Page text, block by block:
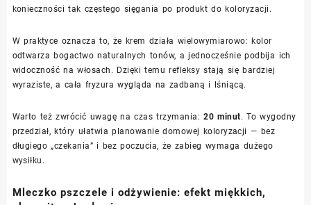
konieczności tak częstego sięgania po produkt do koloryzacji.
W praktyce oznacza to, że krem działa wielowymiarowo: kolor
odtwarza bogactwo naturalnych tonów, a jednocześnie podbija ich
widoczność na włosach. Dzięki temu refleksy stają się bardziej
wyraziste, a cała fryzura wygląda na zadbaną i lśniącą.
Warto też zwrócić uwagę na czas trzymania:20 minut. To wygodny
przedział, który ułatwia planowanie domowej koloryzacji — bez
długiego „czekania” i bez poczucia, że zabieg wymaga dużego
wysiłku.
Mleczko pszczele i odżywienie: efekt miękkich,